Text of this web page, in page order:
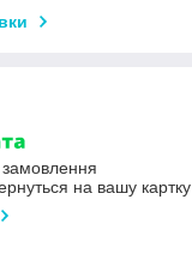
на вашу картку